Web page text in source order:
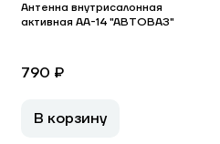
Антенна внутрисалонная
активная АА-14 "АВТОВАЗ"
790 ₽
В корзину